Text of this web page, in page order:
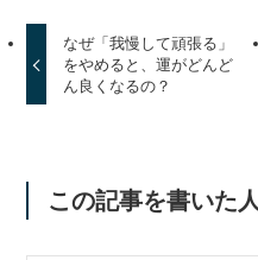
なぜ「我慢して頑張る」
をやめると、運がどんど
ん良くなるの？
この記事を書いた人